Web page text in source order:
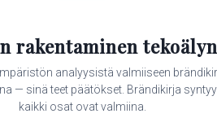
rakentaminen
analyysistä valmiiseen
— sinä teet päätökset. Brändikirja
kaikki osat ovat valmiina.